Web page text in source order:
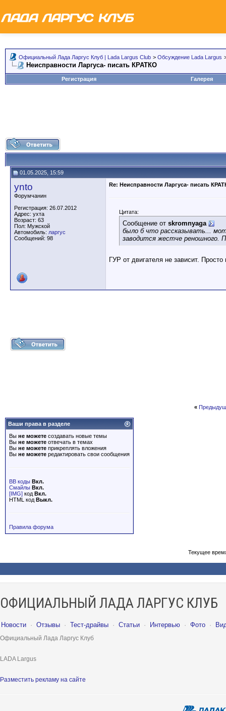
Официальный Лада Ларгус Клуб | Lada Largus Club > Обсуждение Lada Largus
Неисправности Ларгуса- писать КРАТКО
Регистрация Галерея
01.05.2025, 15:59
ynto
Форумчанин
Регистрация: 26.07.2012
Адрес: ухта
Возраст: 63
Пол: Мужской
Автомобиль: ларгус
Сообщений: 98
Re: Неисправности Ларгуса- писать
Цитата:
Сообщение от skromnyaga
было б что рассказывать...
заводится жестче реношного.
ГУР от двигателя не зависит.
«
Ваши права в разделе
Вы не можете создавать новые темы
Вы не можете отвечать в темах
Вы не можете прикреплять вложения
Вы не можете редактировать свои сообщения
BB коды Вкл.
Смайлы Вкл.
[IMG] код Вкл.
HTML код Выкл.
Правила форума
Текущее
ОФИЦИАЛЬНЫЙ ЛАДА ЛАРГУС КЛУБ
Новости · Отзывы · Тест-драйвы · Статьи · Интервью · Фото ·
Официальный Лада Ларгус Клуб
LADA Largus
Разместить рекламу на сайте